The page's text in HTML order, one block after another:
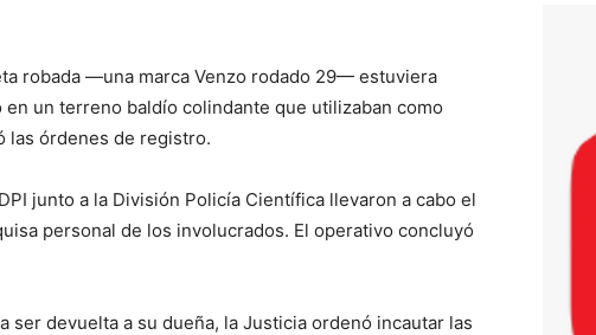
robada —una marca Venzo rodado 29— estuviera
un terreno baldío colindante que utilizaban como
las órdenes de registro.
junto a la División Policía Científica llevaron a cabo el
personal de los involucrados. El operativo concluyó
ser devuelta a su dueña, la Justicia ordenó incautar las